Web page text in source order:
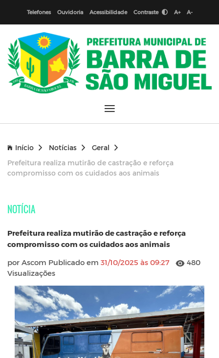
Telefones Ouvidoria Acessibilidade Contraste A+ A-
Início Notícias
Geral
Prefeitura realiza mutirão de castração e reforça
compromisso com os cuidados aos animais
NOTÍCIA
Prefeitura realiza mutirão de castração e reforça
compromisso com os cuidados aos animais
por Ascom Publicado em 31/10/2025 às 09:27
480
Visualizações